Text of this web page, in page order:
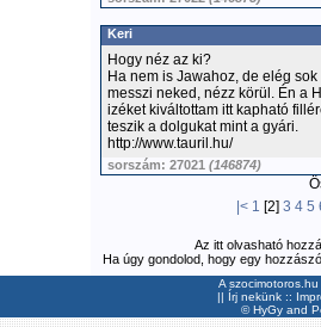
Keri
Hogy néz az ki?
Ha nem is Jawahoz, de elég
messzi neked, nézz körül. Én a
izéket kiváltottam itt kapható
teszik a dolgukat mint a gyári.
http://www.tauril.hu/
sorszám: 27021 (146874)
|< 1 [2] 3 4 5
Az itt olvasható
Ha úgy gondolod, hogy egy
A
|| Írj nekünk ::
©HyGyand